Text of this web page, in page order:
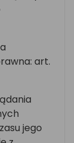
art.
jego